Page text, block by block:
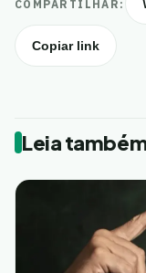
COMPARTILHAR:
Copiar link
Leia